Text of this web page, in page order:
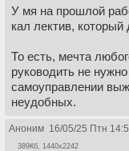
У мя на прошлой
кал лектив, который
То есть, мечта
руководить не
самоуправлении
неудобных.
Аноним 16/05/25 Птн
389Кб, 1440x2242